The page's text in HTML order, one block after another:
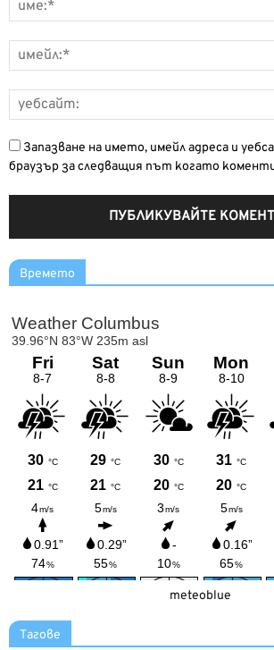
Запазване на името, имейл адреса и
браузър за следващия път когато
Времето
meteoblue
Тагове